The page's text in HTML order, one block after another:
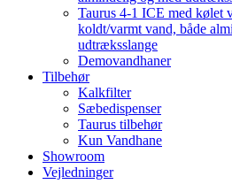
Taurus 4-1 ICE med kølet
koldt/varmt vand, både
udtræksslange
Demovandhaner
Tilbehør
Kalkfilter
Sæbedispenser
Taurus tilbehør
Kun Vandhane
Showroom
Vejledninger